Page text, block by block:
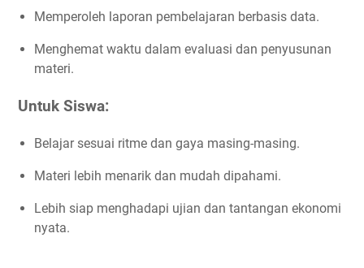
Memperoleh laporan pembelajaran berbasis data.
Menghemat waktu dalam evaluasi dan penyusunan
materi.
Untuk Siswa:
Belajar sesuai ritme dan gaya masing-masing.
Materi lebih menarik dan mudah dipahami.
Lebih siap menghadapi ujian dan tantangan ekonomi
nyata.